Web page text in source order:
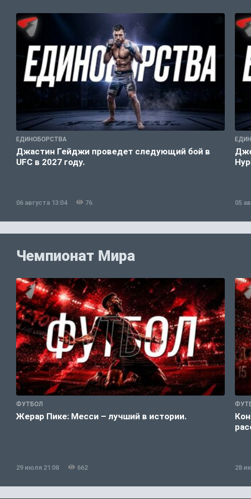
ЕДИНОБОРСТВА
Джастин Гейджи проведет следующий бой в
UFC в 2027 году.
06 августа 13:04 76 05
Чемпионат Мира
ФУТБОЛ
Жерар Пике: Месси – лучший в истории.
29 июля 21:08 662 28